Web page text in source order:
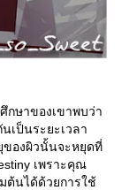
กษาของเขาพบว่า
เป็นระยะเวลา
ของผิวนั้นจะหยุดที่
เพราะคุณ
ต้นได้ด้วยการใช้